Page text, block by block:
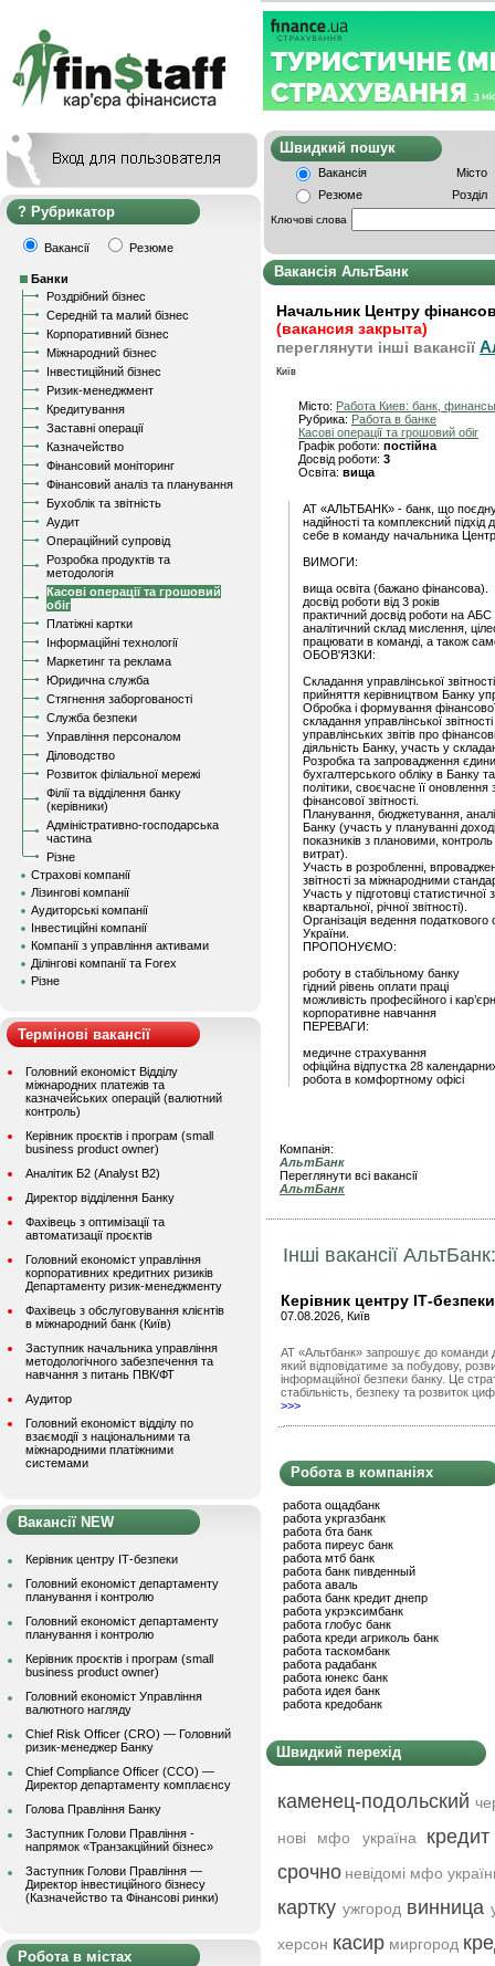
Рубрикатор
Вакансії Резюме
Банки
Роздрібний бізнес
Середній та малий бізнес
Корпоративний бізнес
Міжнародний бізнес
Інвестиційний бізнес
Ризик-менеджмент
Кредитування
Заставні операції
Казначейство
Фінансовий моніторинг
Фінансовий аналіз та планування
Бухоблік та звітність
Аудит
Операційний супровід
Розробка продуктів та
методологія
Касові операції та грошовий
обіг
Платіжні картки
Інформаційні технології
Маркетинг та реклама
Юридична служба
Стягнення заборгованості
Служба безпеки
Управління персоналом
Діловодство
Розвиток філіальної мережі
Філії та відділення банку
(керівники)
Адміністративно-господарська
частина
Різне
Страхові компанії
Лізингові компанії
Аудиторські компанії
Інвестиційні компанії
Компанії з управління активами
Ділінгові компанії та Forex
Різне
Термінові вакансії
Головний економіст Відділу
міжнародних платежів та
казначейських операцій (валютний
контроль)
Керівник проєктів і програм (small
business product owner)
Аналітик Б2 (Analyst B2)
Директор відділення Банку
Фахівець з оптимізації та
автоматизації проєктів
Головний економіст управління
корпоративних кредитних ризиків
Департаменту ризик-менеджменту
Фахівець з обслуговування клієнтів
в міжнародний банк (Київ)
Заступник начальника управління
методологічного забезпечення та
навчання з питань ПВК/ФТ
Аудитор
Головний економіст відділу по
взаємодії з національними та
міжнародними платіжними
системами
Вакансії NEW
Керівник центру ІТ-безпеки
Головний економіст департаменту
планування і контролю
Головний економіст департаменту
планування і контролю
Керівник проєктів і програм (small
business product owner)
Головний економіст Управління
валютного нагляду
Chief Risk Officer (CRO) — Головний
ризик-менеджер Банку
Chief Compliance Officer (CCO) —
Директор департаменту комплаєнсу
Голова Правління Банку
Заступник Голови Правління -
напрямок «Транзакційний бізнес»
Заступник Голови Правління —
Директор інвестиційного бізнесу
(Казначейство та Фінансові ринки)
Робота в містах
Швидкий
Вакансія
Місто
Резюме
Розділ
Ключові слова
Вакансія АльтБанк
Начальник Центру
(вакансия закрыта)
переглянути інші вакансії
Київ
Місто: Работа Киев: банк, финансы
Рубрика: Работа в банке
Касові операції та грошовий обіг
Графік роботи: постійна
Досвід роботи: 3
Освіта: вища
АТ «АЛЬТБАНК» - банк, що поєднує
надійності та комплексний
себе в команду начальника
ВИМОГИ:
вища освіта (бажано фінансова).
досвід роботи від 3 років
практичний досвід роботи на
аналітичний склад мислення,
працювати в команді, а також
ОБОВ'ЯЗКИ:
Складання управлінської
прийняття керівництвом Банку
Обробка і формування
складання управлінської
управлінських звітів про
діяльність Банку, участь у
Розробка та запровадження
бухгалтерського обліку в Банку
політики, своєчасне її
фінансової звітності.
Планування, бюджетування,
Банку (участь у плануванні
показників з плановими,
витрат).
Участь в розробленні,
звітності за міжнародними
Участь у підготовці статистичної
квартальної, річної звітності).
Організація ведення
України.
ПРОПОНУЄМО:
роботу в стабільному банку
гідний рівень оплати праці
можливість професійного і
корпоративне навчання
ПЕРЕВАГИ:
медичне страхування
офіційна відпустка 28
робота в комфортному офісі
Компанія:
АльтБанк
Переглянути всі вакансії
АльтБанк
Інші вакансії АльтБанк:
Керівник центру ІТ-безпеки
07.08.2026, Київ
АТ «Альтбанк» запрошує до команди
який відповідатиме за побудову,
інформаційної безпеки банку. Це
стабільність, безпеку та розвиток
>>>
Робота в компаніях
работа ощадбанк
работа укргазбанк
работа бта банк
работа пиреус банк
работа мтб банк
работа банк пивденный
работа аваль
работа банк кредит днепр
работа укрэксимбанк
работа глобус банк
работа креди агриколь банк
работа таскомбанк
работа радабанк
работа юнекс банк
работа идея банк
работа кредобанк
Швидкий перехід
каменец-подольский
нові мфо україна
срочно невідомі мфо
картку ужгород винница
херсон касир миргород